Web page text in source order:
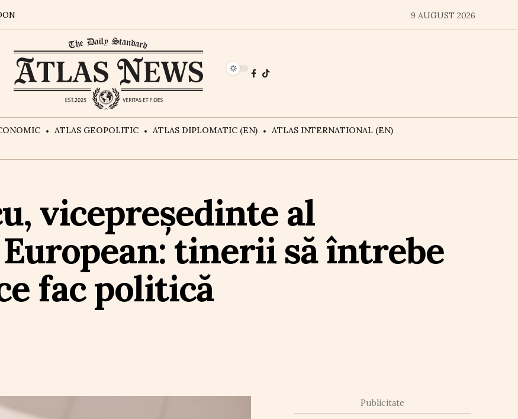
9 AUGUST 2026
ATLAS GEOPOLITIC ATLAS DIPLOMATIC (EN)
ATLAS INTERNATIONAL (EN)
vicepreședinte al
tinerii să întrebe
fac politică
Publicitate